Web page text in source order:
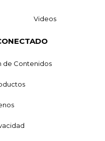
Videos
de Contenidos